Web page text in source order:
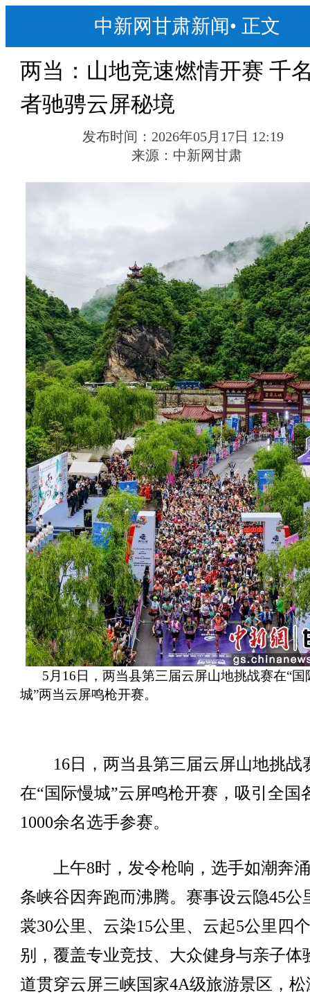
中新网甘肃新闻• 正文
两当：山地竞速燃情开赛 千
者驰骋云屏秘境
发布时间： 2026年05月17日 12:19
来源： 中新网甘肃
5月16日，两当县第三届云屏山地挑战赛在“国
城”两当云屏鸣枪开赛。
16日，两当县第三届云屏山地挑战
在“国际慢城”云屏鸣枪开赛，吸引全国
1000余名选手参赛。
上午8时，发令枪响，选手如潮奔
条峡谷因奔跑而沸腾。赛事设云隐45公
裳30公里、云染15公里、云起5公里四
别，覆盖专业竞技、大众健身与亲子体
道贯穿云屏三峡国家4A级旅游景区，松